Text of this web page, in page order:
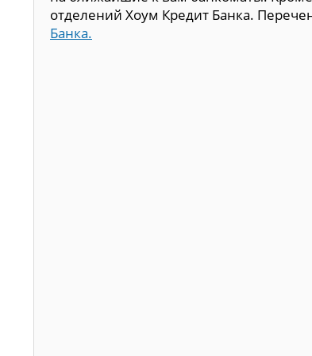
отделений Хоум Кредит Банка.
Банка.